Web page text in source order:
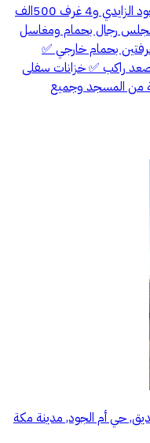
1012 🏡 شقق فاخرة للبيع 🏡 حى ام الجود الزايدي و4 غرف 500الف
من ▪️مجلس رجال بحمام ومغاسل
بحمام خارجي ✅
راكب ✅ خزانات سفلى
من المسجد وجميع
حي أم الجود, مدينة مكة